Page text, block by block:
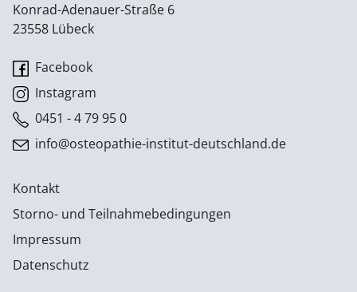
Konrad-Adenauer-Straße 6
23558 Lübeck
Facebook
Instagram
0451 - 4 79 95 0
info@osteopathie-institut-deutschland.de
Kontakt
Storno- und Teilnahmebedingungen
Impressum
Datenschutz